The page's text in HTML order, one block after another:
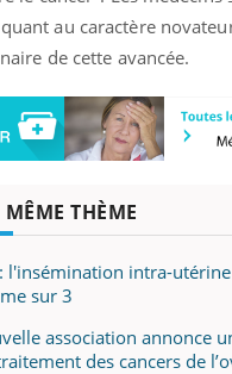
au caractère
de cette avancée.
MÊME THÈME
l'insémination intra-
sur 3
association annonce
des cancers de